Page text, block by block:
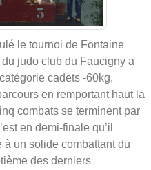
le tournoi de Fontaine
judo club du Faucigny a
cadets -60kg.
en remportant haut la
combats se terminent par
en demi-finale qu’il
un solide combattant du
des derniers